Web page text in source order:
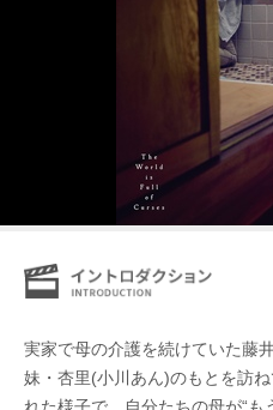
実家で母の介護を続けていた藤
妹・杏里(小川あん)のもとを訪